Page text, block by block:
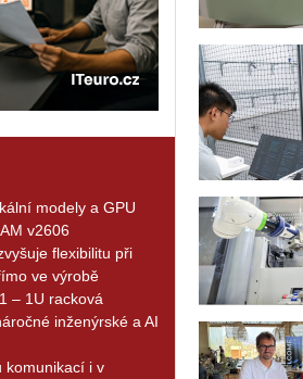
modely a GPU
v2606
flexibilitu při
ve výrobě
– 1U racková
inženýrské a AI
komunikací i v